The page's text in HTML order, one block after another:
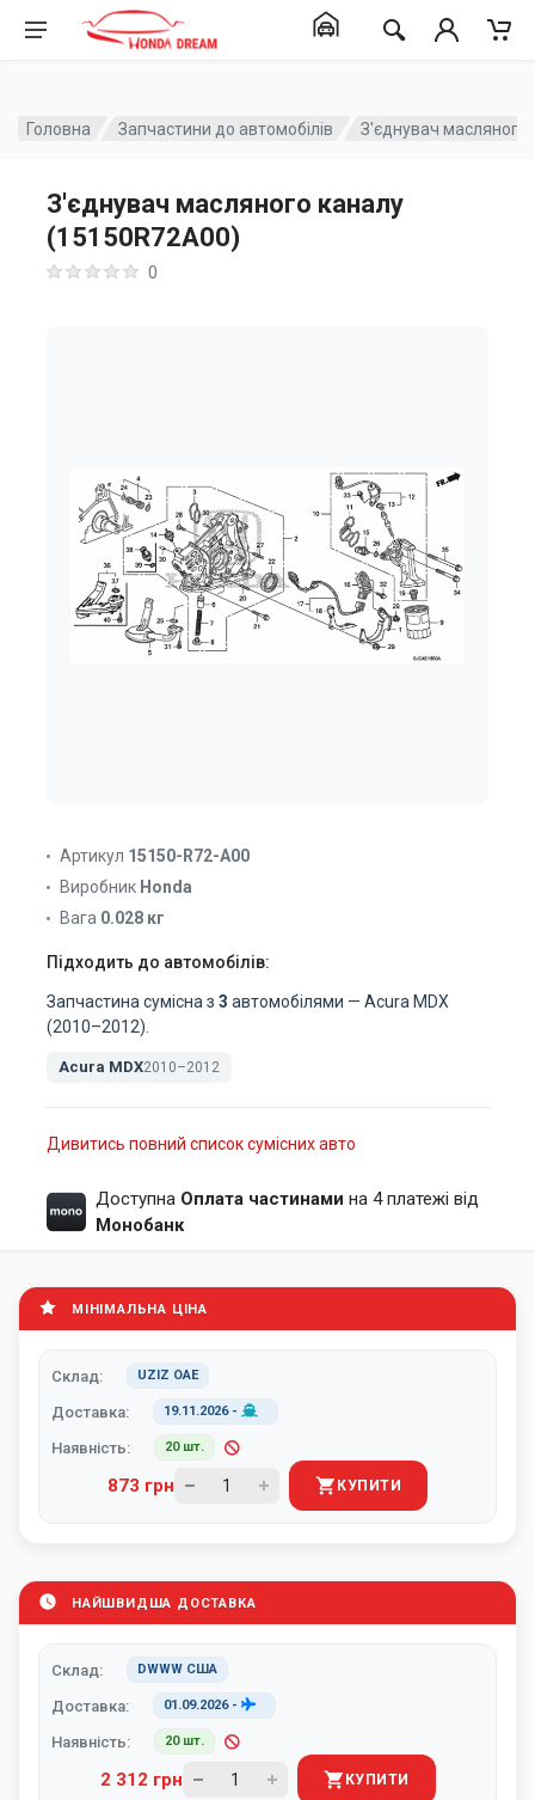
Головна Запчастини до автомобілів З'єднувач масляного
З'єднувач масляного каналу
(15150R72A00)
0
Артикул 15150-R72-A00
Виробник Honda
Вага 0.028 кг
Підходить до автомобілів:
Запчастина сумісна з 3 автомобілями — Acura MDX
(2010–2012).
Acura MDX2010–2012
Дивитись повний список сумісних авто
Доступна Оплата частинами на 4 платежі від
Монобанк
МІНІМАЛЬНА ЦІНА
Склад: UZIZ ОАЕ
Доставка: 19.11.2026-
Наявність: 20 шт.
873 грн КУПИТИ
НАЙШВИДША ДОСТАВКА
Склад: DWWW США
Доставка: 01.09.2026-
Наявність: 20 шт.
2 312 грн КУПИТИ